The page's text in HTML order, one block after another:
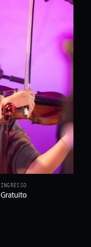
INGRESSO
Gratuito